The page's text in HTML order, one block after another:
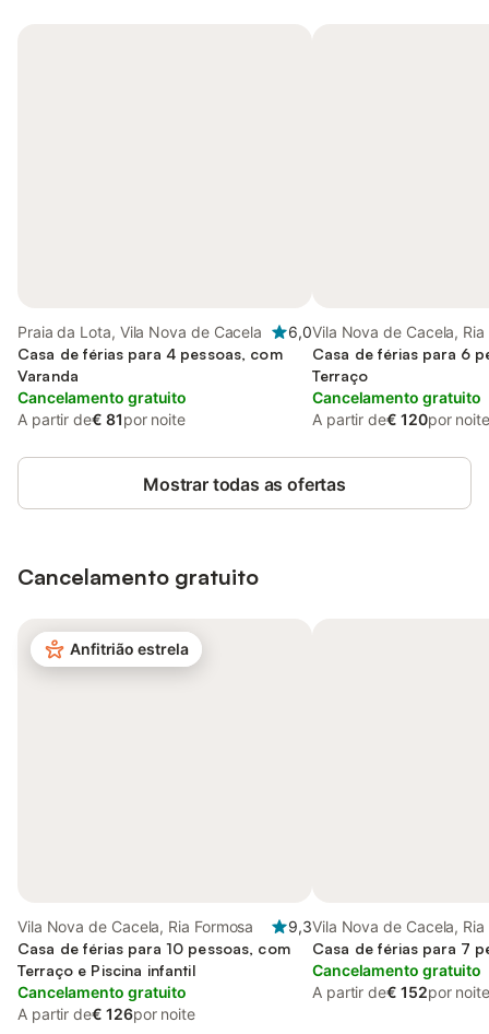
Praia da Lota, Vila Nova de Cacela
6,0
Casa de férias para 4 pessoas, com
Varanda
Cancelamento gratuito
A partir de€ 81por noite
Vila Nova de Cacela, Ria
Casa de férias para 6
Terraço
Cancelamento gratuito
A partir de€ 120por noite
Mostrar todas as ofertas
Cancelamento gratuito
Anfitrião estrela
Vila Nova de Cacela, Ria Formosa
9,3
Casa de férias para 10 pessoas, com
Terraço e Piscina infantil
Cancelamento gratuito
A partir de€ 126por noite
Vila Nova de Cacela, Ria
Casa de férias para 7
Cancelamento gratuito
A partir de€ 152por noite